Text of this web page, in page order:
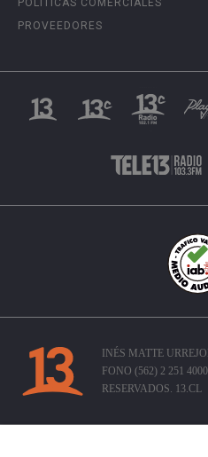
POLÍTICAS COMERCIALES
PROVEEDORES
INÉS MATTE
FONO (562) 2 251
RESERVADOS. 13.CL